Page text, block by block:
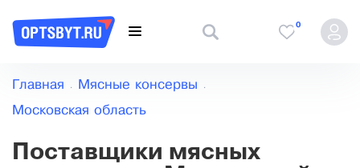
0
Главная Мясные консервы
Московская область
Поставщики мясных